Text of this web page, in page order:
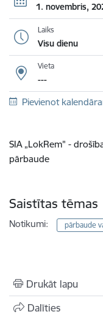
1. novembris,
Laiks
Visu dienu
Vieta
---
Pievienot
SIA „LokRem" -
pārbaude
Saistītas tēmas
Notikumi: pārbaude
Drukāt lapu
Dalīties